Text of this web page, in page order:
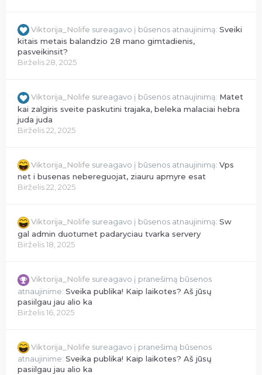
Viktorija_Nolife sureagavo į būsenos atnaujinimą: Sveiki
kitais metais balandzio 28 mano gimtadienis,
pasveikinsit?
Birželis 28, 2025
Viktorija_Nolife sureagavo į būsenos atnaujinimą: Matet
kai zalgiris sveite paskutini trajaka, beleka malaciai hebra
juda juda
Birželis 22, 2025
Viktorija_Nolife sureagavo į būsenos atnaujinimą: Vps
net i busenas nebereguojat, ziauru apmyre esat
Birželis 22, 2025
Viktorija_Nolife sureagavo į būsenos atnaujinimą: Sw
gal admin duotumet padaryciau tvarka servery
Birželis 18, 2025
Viktorija_Nolife sureagavo į pranešimą būsenos
atnaujinime: Sveika publika! Kaip laikotes? Aš jūsų
pasiilgau jau alio ka
Birželis 16, 2025
Viktorija_Nolife sureagavo į pranešimą būsenos
atnaujinime: Sveika publika! Kaip laikotes? Aš jūsų
pasiilgau jau alio ka